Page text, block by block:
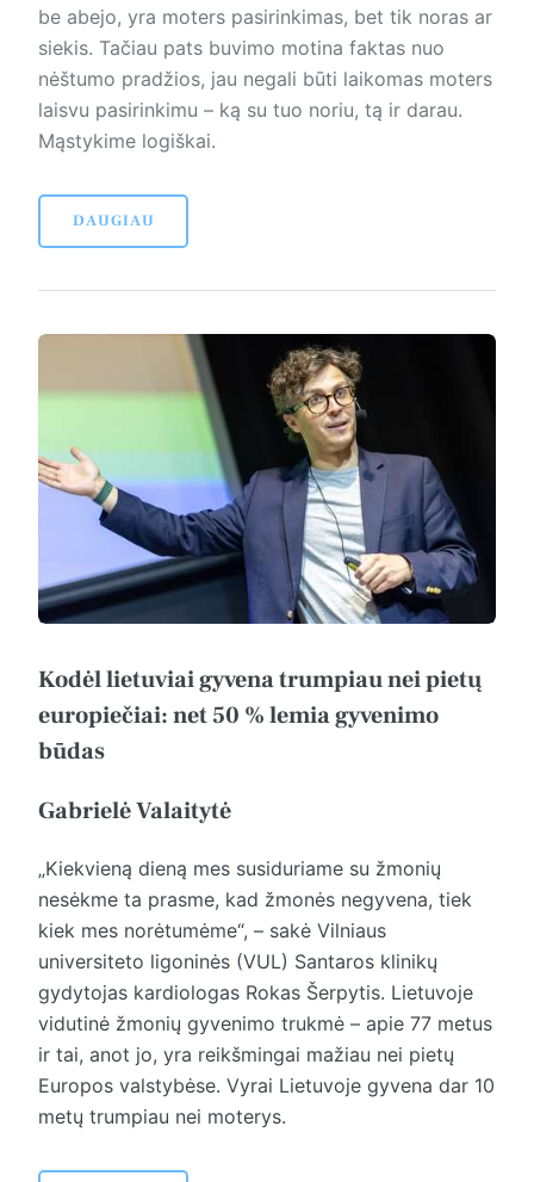
be abejo, yra moters pasirinkimas, bet tik noras ar
siekis. Tačiau pats buvimo motina faktas nuo
nėštumo pradžios, jau negali būti laikomas moters
laisvu pasirinkimu – ką su tuo noriu, tą ir darau.
Mąstykime logiškai.
DAUGIAU
Kodėl lietuviai gyvena trumpiau nei pietų
europiečiai: net 50 % lemia gyvenimo
būdas
Gabrielė Valaitytė
„Kiekvieną dieną mes susiduriame su žmonių
nesėkme ta prasme, kad žmonės negyvena, tiek
kiek mes norėtumėme“, – sakė Vilniaus
universiteto ligoninės (VUL) Santaros klinikų
gydytojas kardiologas Rokas Šerpytis. Lietuvoje
vidutinė žmonių gyvenimo trukmė – apie 77 metus
ir tai, anot jo, yra reikšmingai mažiau nei pietų
Europos valstybėse. Vyrai Lietuvoje gyvena dar 10
metų trumpiau nei moterys.